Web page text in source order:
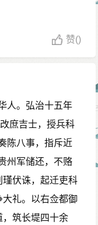
赞()
人。弘治十五年
庶吉士，授兵科
陈八事，指斥近
州军储还，不赂
伏诛，起迁吏科
礼。以右佥都御
，筑长堤四十余